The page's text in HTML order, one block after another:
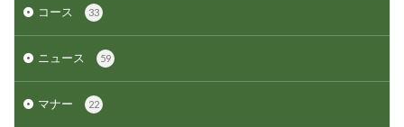
コース 33
ニュース 59
マナー 22